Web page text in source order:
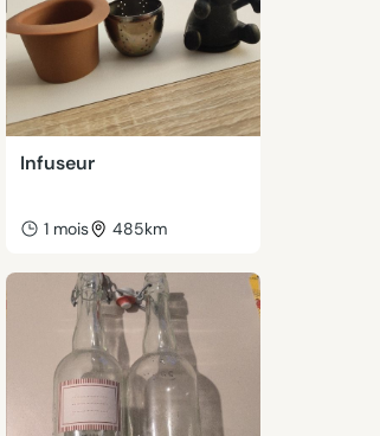
Infuseur
1 mois 485km